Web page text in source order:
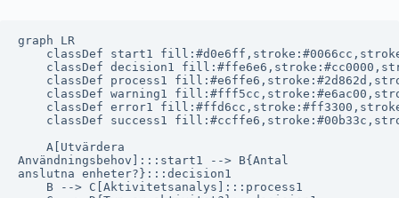
graph LR
classDef start1
classDef decision1
classDef process1
classDef warning1
classDef error1
classDef success1
    A[Utvärdera
Användningsbehov]:::start1 --> B{Antal
anslutna enheter?}:::decision1
    B --> C[Aktivitetsanalys]:::process1